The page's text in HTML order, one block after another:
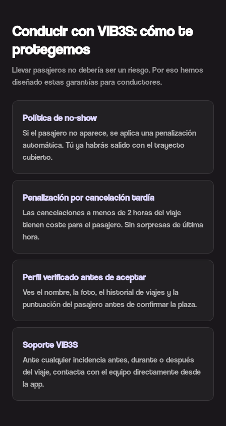
Conducir con VIB3S: cómo te
protegemos
Llevar pasajeros no debería ser un riesgo. Por eso hemos
diseñado estas garantías para conductores.
Política de no-show
Si el pasajero no aparece, se aplica una penalización
automática. Tú ya habrás salido con el trayecto
cubierto.
Penalización por cancelación tardía
Las cancelaciones a menos de 2 horas del viaje
tienen coste para el pasajero. Sin sorpresas de última
hora.
Perfil verificado antes de aceptar
Ves el nombre, la foto, el historial de viajes y la
puntuación del pasajero antes de confirmar la plaza.
Soporte VIB3S
Ante cualquier incidencia antes, durante o después
del viaje, contacta con el equipo directamente desde
la app.